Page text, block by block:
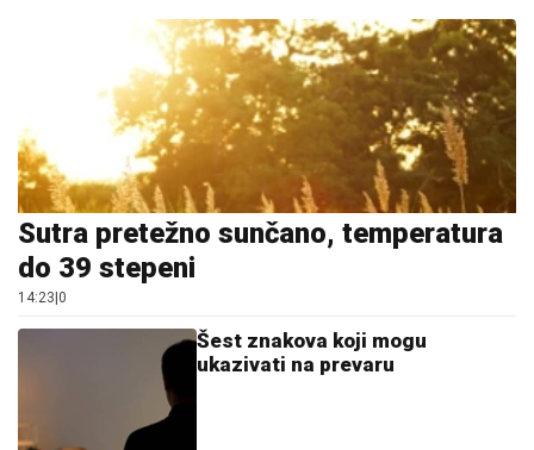
Sutra pretežno sunčano, temperatura
do 39 stepeni
14:23 0
Šest znakova koji mogu
ukazivati na prevaru